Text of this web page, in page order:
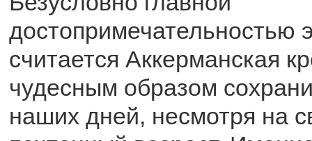
достопримечательностью
считается Аккерманская
чудесным образом
наших дней, несмотря на